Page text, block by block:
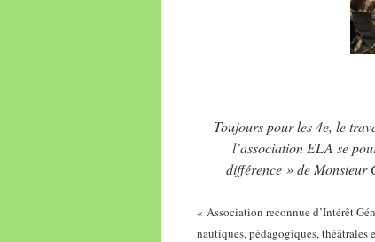
Toujours pour les 4e, le
l’association ELA se
différence » de Monsieur
« Association reconnue d’Intérêt
nautiques, pédagogiques, théâtrales